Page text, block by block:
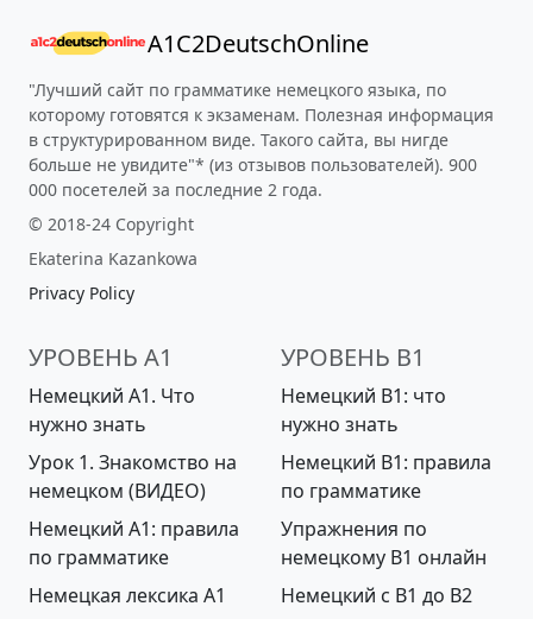
A1C2DeutschOnline
"Лучший сайт по грамматике немецкого языка, по
которому готовятся к экзаменам. Полезная информация
в структурированном виде. Такого сайта, вы нигде
больше не увидите"* (из отзывов пользователей). 900
000 посетелей за последние 2 года.
© 2018-24 Copyright
Ekaterina Kazankowa
Privacy Policy
УРОВЕНЬ A1
Немецкий А1. Что
нужно знать
Урок 1. Знакомство на
немецком (ВИДЕО)
Немецкий А1: правила
по грамматике
Немецкая лексика A1
УРОВЕНЬ B1
Немецкий B1: что
нужно знать
Немецкий B1: правила
по грамматике
Упражнения по
немецкому B1 онлайн
Немецкий с B1 до B2